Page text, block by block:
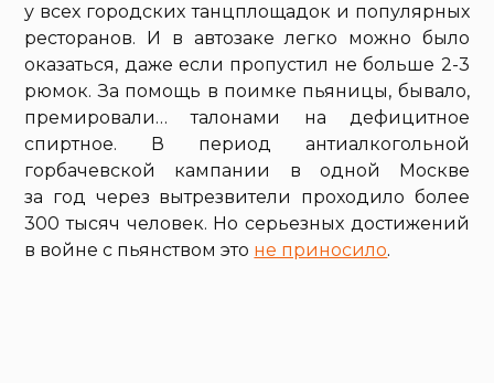
у всех городских танцплощадок и популярных
ресторанов. И в автозаке легко можно было
оказаться, даже если пропустил не больше 2-3
рюмок. За помощь в поимке пьяницы, бывало,
премировали… талонами на дефицитное
спиртное. В период антиалкогольной
горбачевской кампании в одной Москве
за год через вытрезвители проходило более
300 тысяч человек. Но серьезных достижений
в войне с пьянством это не приносило.